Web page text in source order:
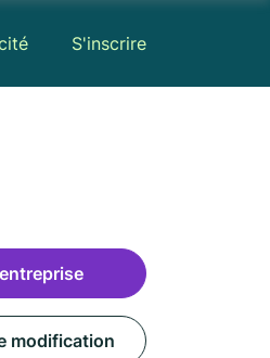
S'inscrire
modification